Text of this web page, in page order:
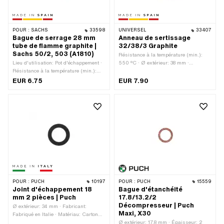
POUR : SACHS 33598
Bague de serrage 28 mm
tube de flamme graphite |
Sachs 50/2, 503 (A1810)
Lieu d'utilisation: Pot d'échappement ·
Résistance à la température (min.):
550 °C · Ø intérieur: 26 mm · Ø
graphite · Pony numéro OEM: A1810
EUR 6.75
UNIVERSEL 33407
Anneau de sertissage
32/38/3 Graphite
Résistance à la température (min.):
550 °C · Ø extérieur: 38 mm ·
en Espagne · Matériau: Tôle (acier) ·
EUR 7.90
POUR : PUCH 10197
Joint d'échappement 18
mm 2 pièces | Puch
Ø extérieur: 34 mm · Fabricant:
Fabriqué en Italie · Matériau: Carton
POUR : PUCH 15559
Bague d'étanchéité
17.8/13.2/2
Décompresseur | Puch
Maxi, X30
Ø extérieur: 17.8 mm · Épaisseur: 2